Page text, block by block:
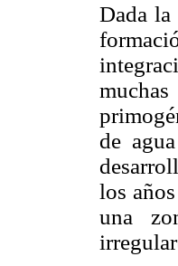
Dada
de
los
una